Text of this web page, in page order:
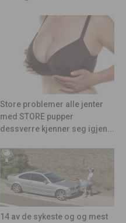
Store problemer alle jenter
med STORE pupper
dessverre kjenner seg igjen...
14 av de sykeste og og mest